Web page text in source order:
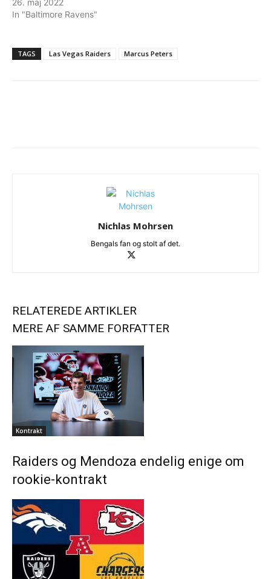
In "Baltimore Ravens"
TAGS Las Vegas Raiders Marcus Peters
Nichlas Mohrsen
Bengals fan og stolt af det.
RELATEREDE ARTIKLER
MERE AF SAMME FORFATTER
Kontrakt
Raiders og Mendoza endelig enige om
rookie-kontrakt